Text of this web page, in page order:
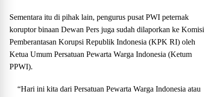
Sementara itu di pihak lain, pengurus pusat PWI peternak
koruptor binaan Dewan Pers juga sudah dilaporkan ke Komisi
Pemberantasan Korupsi Republik Indonesia (KPK RI) oleh
Ketua Umum Persatuan Pewarta Warga Indonesia (Ketum
PPWI).
“Hari ini kita dari Persatuan Pewarta Warga Indonesia atau